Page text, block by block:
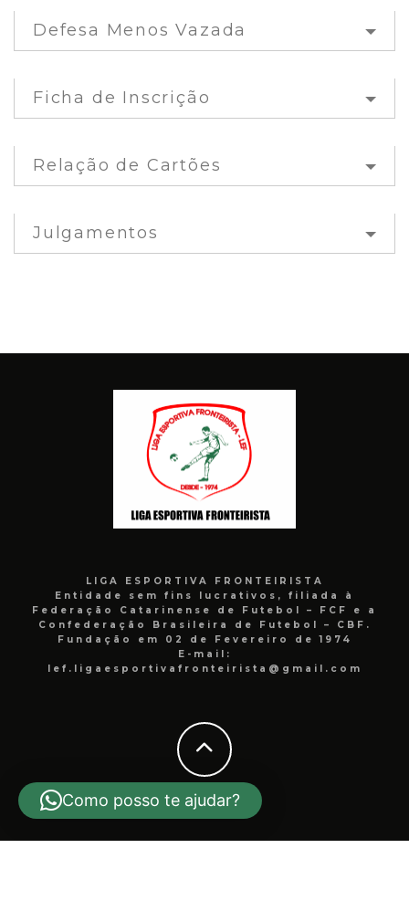
Defesa Menos Vazada
Ficha de Inscrição
Relação de Cartões
Julgamentos
LIGA ESPORTIVA FRONTEIRISTA
Entidade sem fins lucrativos, filiada à
Federação Catarinense de Futebol – FCF e a
Confederação Brasileira de Futebol – CBF.
Fundação em 02 de Fevereiro de 1974
E-mail:
lef.ligaesportivafronteirista@gmail.com
Como posso te ajudar?